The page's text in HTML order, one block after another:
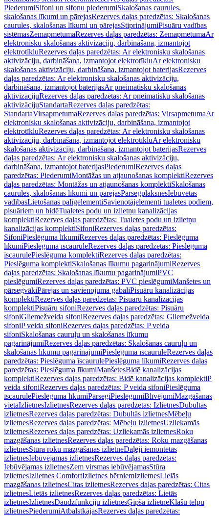
PiederumiSifoni un sifonu piederumiSkalošanas caurules,
skalošanas līkumi un pārejasRezerves daļas paredzētas: Skalošanas
caurules, skalošanas līkumi un pārejasStiprinājumiPisuāru vadības
sistēmasZemapmetumaRezerves daļas paredzētas: ZemapmetumaAr
elektronisku skalošanas aktivizāciju, darbināšana, izmantojot
elektrotīkluRezerves daļas paredzētas: Ar elektronisku skalošanas
aktivizāciju, darbināšana, izmantojot elektrotīkluAr elektronisku
skalošanas aktivizāciju, darbināšana, izmantojot baterijasRezerves
daļas paredzētas: Ar elektronisku skalošanas aktivizāciju,
darbināšana, izmantojot baterijasAr pneimatisku skalošanas
aktivizācijuRezerves daļas paredzētas: Ar pneimatisku skalošanas
aktivizācijuStandartaRezerves daļas paredzētas:
StandartaVirsapmetumaRezerves daļas paredzētas: VirsapmetumaAr
elektronisku skalošanas aktivizāciju, darbināšana, izmantojot
elektrotīkluRezerves daļas paredzētas: Ar elektronisku skalošanas
aktivizāciju, darbināšana, izmantojot elektrotīkluAr elektronisku
skalošanas aktivizāciju, darbināšana, izmantojot baterijasRezerves
daļas paredzētas: Ar elektronisku skalošanas aktivizāciju,
darbināšana, izmantojot baterijasPiederumiRezerves daļas
paredzētas: PiederumiMontāžas un atjaunošanas komplektiRezerves
daļas paredzētas: Montāžas un atjaunošanas komplektiSkalošanas
caurules, skalošanas līkumi un pārejasPārsegplāksnesIebūvētas
vadībasLietošanas palīgelementiSavienotājelementi tualetes podiem,
pisuāriem un bidēTualetes podu un izlietņu kanalizācijas
komplektiRezerves daļas paredzētas: Tualetes podu un izlietņu
kanalizācijas komplektiSifoniRezerves daļas paredzētas:
SifoniPieslēguma līkumiRezerves daļas paredzētas: Pieslēguma
līkumiPieslēguma īscauruleRezerves daļas paredzētas: Pieslēguma
īscaurulePieslēguma komplektiRezerves daļas paredzētas:
Pieslēguma komplektiSkalošanas līkumu pagarinājumiRezerves
daļas paredzētas: Skalošanas līkumu pagarinājumiPVC
pieslēgumiRezerves daļas paredzētas: PVC pieslēgumiManšetes un
pārsegvākiPārejas un savienojuma gabaliPisuāru kanalizācijas
komplektiRezerves daļas paredzētas: Pisuāru kanalizācijas
komplektiPisuāru sifoniRezerves daļas paredzētas: Pisuāru
sifoniGliemežveida sifoniRezerves daļas paredzētas: Gliemežveida
sifoniP veida sifoniRezerves daļas paredzētas: P veida
sifoniSkalošanas cauruļu un skalošanas līkumu
pagarinājumiRezerves daļas paredzētas: Skalošanas cauruļu un
skalošanas līkumu pagarinājumiPieslēguma īscauruleRezerves daļas
paredzētas: Pieslēguma īscaurulePieslēguma līkumiRezerves daļas
paredzētas: Pieslēguma līkumiManšetesBidē kanalizācijas
komplektiRezerves daļas paredzētas: Bidē kanalizācijas komplektiP
veida sifoniRezerves daļas paredzētas: P veida sifoniPieslēguma
īscaurulePieslēguma līkumiPārsegiPieslēgumiBlīvējumiMazgāšanas
vietaIzlietnesIzlietnesRezerves daļas paredzētas: IzlietnesDubultās
izlietnesRezerves daļas paredzētas: Dubultās izlietnesMēbeļu
izlietnesRezerves daļas paredzētas: Mēbeļu izlietnesUzliekamās
izlietnesRezerves daļas paredzētas: Uzliekamās izlietnesRoku
mazgāšanas izlietnesRezerves daļas paredzētas: Roku mazgāšanas
izlietnesStūra roku mazgāšanas izlietneDaļēji iemontētās
izlietnesIebūvējamas izlietnesRezerves daļas paredzētas:
Iebūvējamas izlietnesZem virsmas iebūvējamasStūra
izlietnesIzlietnes ComfortIzlietnes bērniemIzlietnesLielās
mazgāšanas izlietnesCitas izlietnesRezerves daļas paredzētas: Citas
izlietnesLietās izlietnesRezerves daļas paredzētas: Lietās
izlietnesIzlietnesDaudzfunkciju izlietnesĢipša izlietneKlašu telpu
izlietnesPiederumiAtbalstkājasRezerves daļas paredzētas: